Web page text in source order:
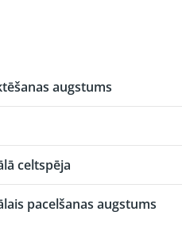
augstums
celtspēja
pacelšanas augstums